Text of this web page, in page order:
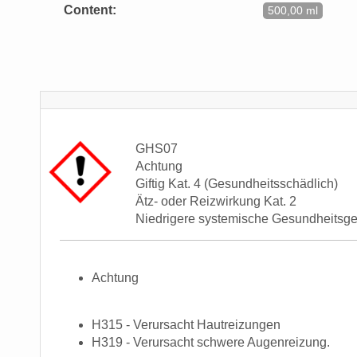
Content: 500,00 ml
GHS07
Achtung
Giftig Kat. 4 (Gesundheitsschädlich)
Ätz- oder Reizwirkung Kat. 2
Niedrigere systemische
Achtung
H315 - Verursacht Hautreizungen
H319 - Verursacht schwere Augenreizung.